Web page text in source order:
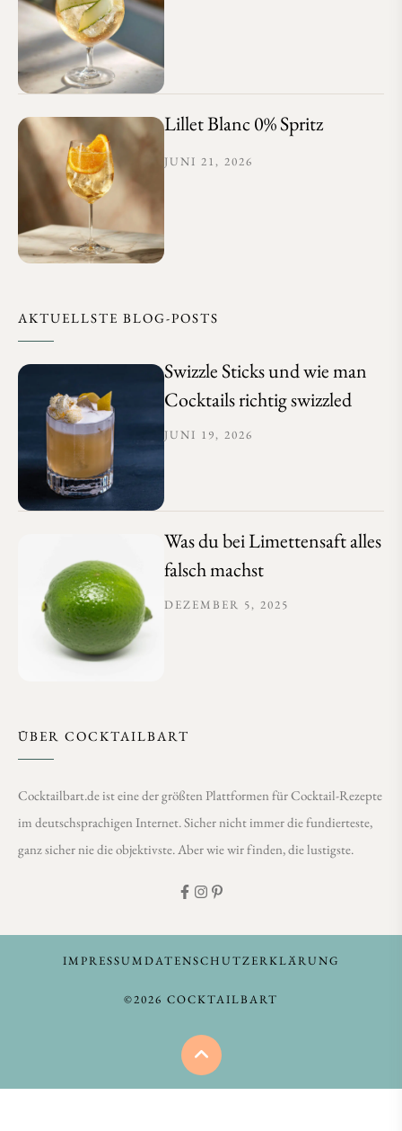
Lillet Blanc 0% Spritz
JUNI 21, 2026
AKTUELLSTE BLOG-POSTS
Swizzle Sticks und wie man
Cocktails richtig swizzled
JUNI 19, 2026
Was du bei Limettensaft alles
falsch machst
DEZEMBER 5, 2025
ÜBER COCKTAILBART
Cocktailbart.de ist eine der größten Plattformen für Cocktail-Rezepte
im deutschsprachigen Internet. Sicher nicht immer die fundierteste,
ganz sicher nie die objektivste. Aber wie wir finden, die lustigste.
IMPRESSUMDATENSCHUTZERKLÄRUNG
©2026 COCKTAILBART